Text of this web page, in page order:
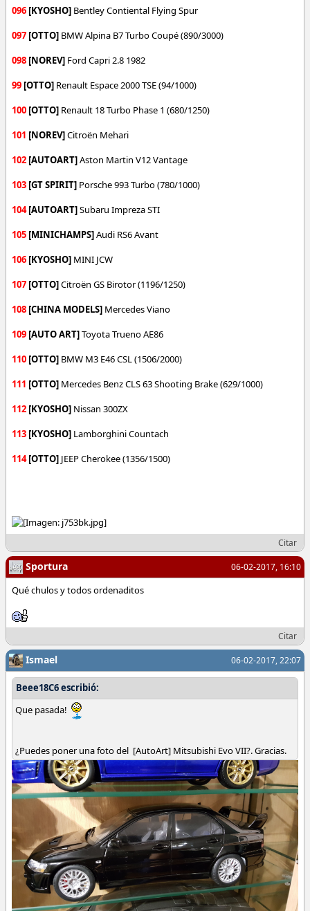
096[KYOSHO] Bentley Contiental Flying Spur
097[OTTO] BMW Alpina B7 Turbo Coupé (890/3000)
098[NOREV] Ford Capri 2.8 1982
99[OTTO] Renault Espace 2000 TSE (94/1000)
100[OTTO] Renault 18 Turbo Phase 1 (680/1250)
101 [NOREV]Citroën Mehari
102[AUTOART]Aston Martin V12 Vantage
103[GT SPIRIT] Porsche 993 Turbo (780/1000)
104[AUTOART]Subaru Impreza STI
105[MINICHAMPS]Audi RS6 Avant
106[KYOSHO] MINI JCW
107[OTTO]Citroën GS Birotor (1196/1250)
108[CHINA MODELS] Mercedes Viano
109[AUTO ART]Toyota Trueno AE86
110[OTTO] BMW M3 E46 CSL (1506/2000)
111 [OTTO] Mercedes Benz CLS 63 Shooting Brake (629/1000)
112[KYOSHO] Nissan 300ZX
113[KYOSHO] Lamborghini Countach
114[OTTO] JEEP Cherokee (1356/1500)
Citar
06-02-2017, 16:10
Sportura
Qué chulos y todos ordenaditos
Citar
06-02-2017, 22:07
Ismael
Beee18C6 escribió:
Que pasada!
¿Puedes poner una foto del [AutoArt] Mitsubishi Evo VII?. Gracias.